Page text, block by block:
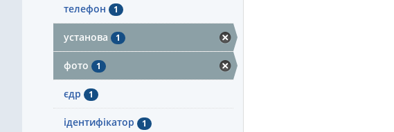
телефон 1
установа 1
фото 1
єдр 1
ідентифікатор 1